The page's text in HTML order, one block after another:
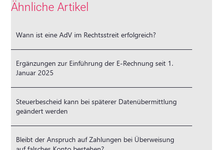
Ähnliche Artikel
Wann ist eine AdV im Rechtsstreit erfolgreich?
Ergänzungen zur Einführung der E-Rechnung seit 1.
Januar 2025
Steuerbescheid kann bei späterer Datenübermittlung
geändert werden
Bleibt der Anspruch auf Zahlungen bei Überweisung